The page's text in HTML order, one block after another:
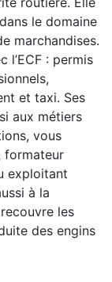
le domaine
marchandises.
l’ECF : permis
et taxi. Ses
aux métiers
vous
formateur
exploitant
à la
les
des engins